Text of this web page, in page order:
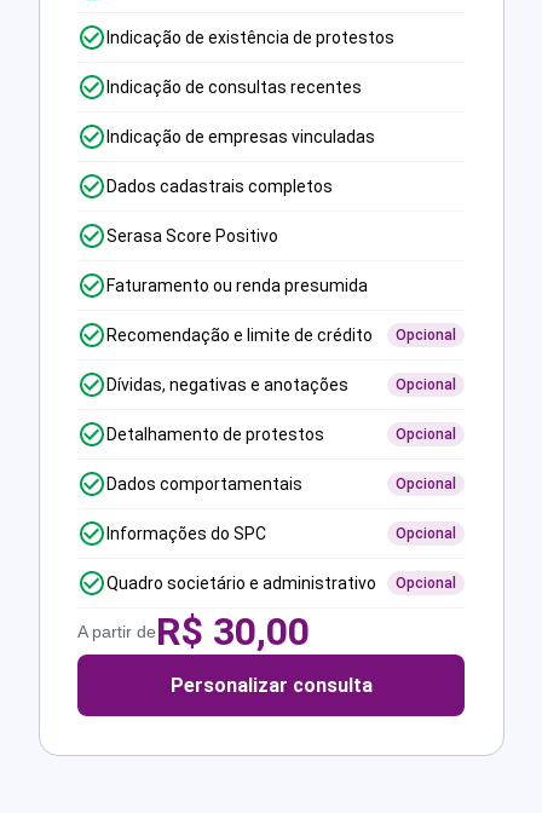
Indicação de existência de protestos
Indicação de consultas recentes
Indicação de empresas vinculadas
Dados cadastrais completos
Serasa Score Positivo
Faturamento ou renda presumida
Recomendação e limite de crédito Opcional
Dívidas, negativas e anotações Opcional
Detalhamento de protestos Opcional
Dados comportamentais Opcional
Informações do SPC Opcional
Quadro societário e administrativo Opcional
A partir deR$ 30,00
Personalizar consulta